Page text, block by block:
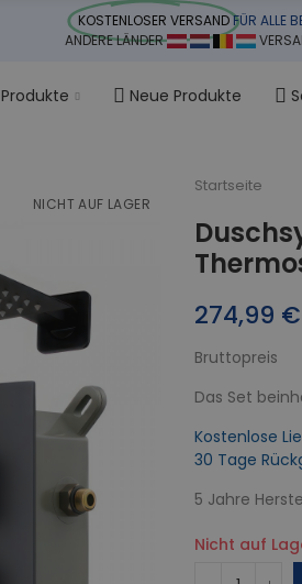
KOSTENLOSER VERSANDFÜR ALLE
ANDERE LÄNDER
Produkte Neue Produkte
NICHT AUF LAGER
Startseite
274,99 €
Bruttopreis
Das Set
Kostenlose
30 Tage
5 Jahre
Nicht auf